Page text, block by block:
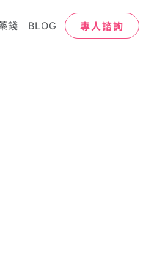
錢 BLOG 專人諮詢